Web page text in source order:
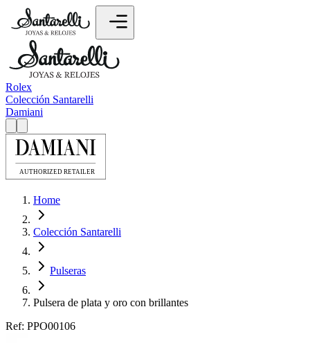
Rolex
Colección Santarelli
Damiani
Home
Colección Santarelli
Pulseras
Pulsera de plata y oro con brillantes
Ref: PPO00106